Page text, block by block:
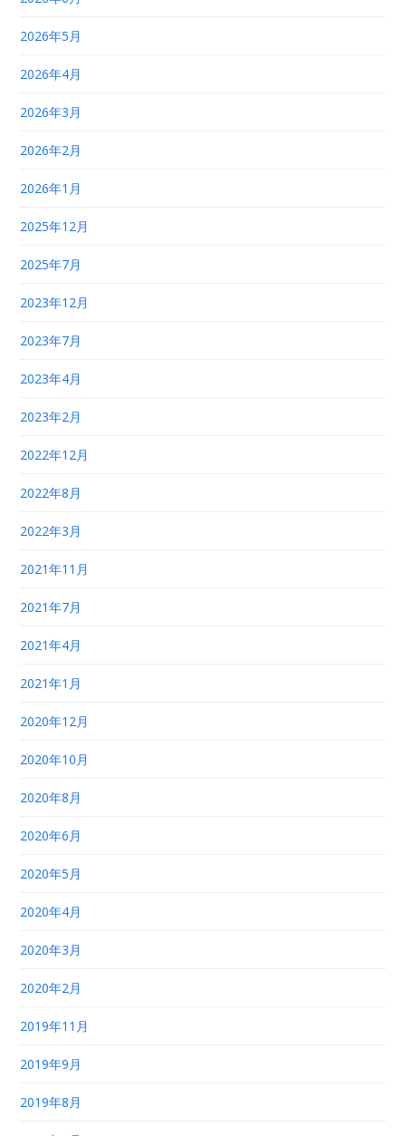
2026年5月
2026年4月
2026年3月
2026年2月
2026年1月
2025年12月
2025年7月
2023年12月
2023年7月
2023年4月
2023年2月
2022年12月
2022年8月
2022年3月
2021年11月
2021年7月
2021年4月
2021年1月
2020年12月
2020年10月
2020年8月
2020年6月
2020年5月
2020年4月
2020年3月
2020年2月
2019年11月
2019年9月
2019年8月